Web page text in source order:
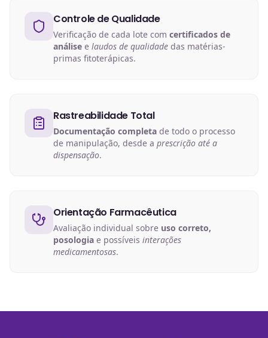
Controle de Qualidade
Verificação de cada lote com certificados de
análise e laudos de qualidade das matérias-
primas fitoterápicas.
Rastreabilidade Total
Documentação completa de todo o processo
de manipulação, desde a prescrição até a
dispensação.
Orientação Farmacêutica
Avaliação individual sobre uso correto,
posologia e possíveis interações
medicamentosas.